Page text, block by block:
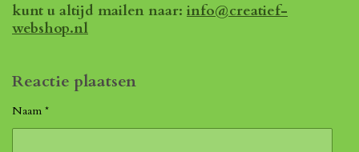
kunt u altijd mailen naar: info@creatief-
webshop.nl
Reactie plaatsen
Naam *